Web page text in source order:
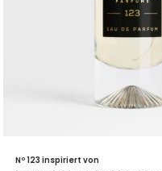
Nº 123 inspiriert von